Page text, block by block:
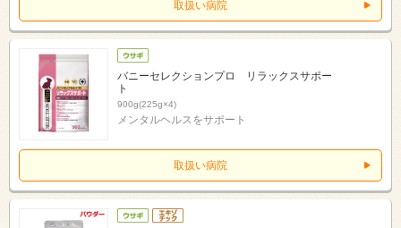
取扱い病院
バニーセレクションプロ リラックスサポー
ト
900g(225g×4)
メンタルヘルスをサポート
取扱い病院